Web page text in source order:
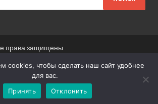
права защищены
материалов сайта ссылка
пользователей сайта
cookies, чтобы сделать наш сайт удобнее
для вас.
Принять
Отклонить